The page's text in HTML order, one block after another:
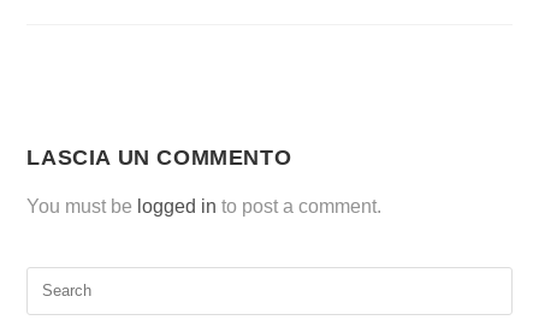
LASCIA UN COMMENTO
You must be logged in to post a comment.